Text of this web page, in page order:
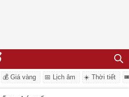
💰 Giá vàng 📅 Lịch âm ☀️ Thời tiết